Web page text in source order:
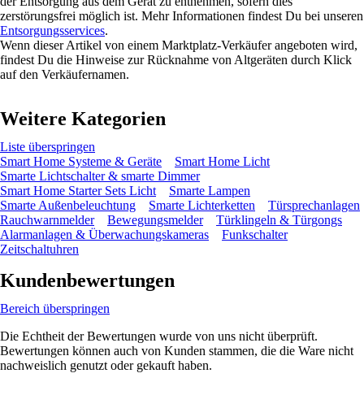
zerstörungsfrei möglich ist. Mehr Informationen findest Du bei unseren
Entsorgungsservices.
Wenn dieser Artikel von einem Marktplatz-Verkäufer angeboten wird,
findest Du die Hinweise zur Rücknahme von Altgeräten durch Klick
auf den Verkäufernamen.
Weitere Kategorien
Liste überspringen
Smart Home Systeme & Geräte
Smart Home Licht
Smarte Lichtschalter & smarte Dimmer
Smart Home Starter Sets Licht
Smarte Lampen
Smarte Außenbeleuchtung
Smarte Lichterketten
Türsprechanlagen
Rauchwarnmelder
Bewegungsmelder
Türklingeln & Türgongs
Alarmanlagen & Überwachungskameras
Funkschalter
Zeitschaltuhren
Kundenbewertungen
Bereich überspringen
Die Echtheit der Bewertungen wurde von uns nicht überprüft.
Bewertungen können auch von Kunden stammen, die die Ware nicht
nachweislich genutzt oder gekauft haben.